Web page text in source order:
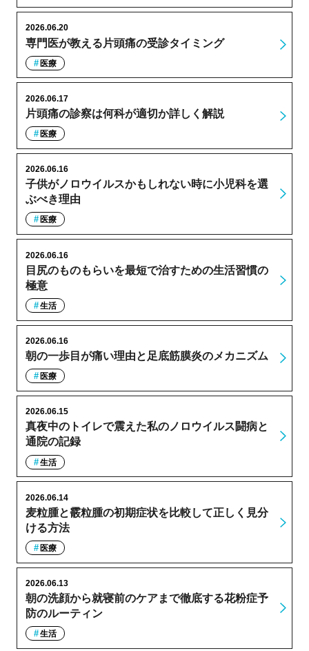
専門医が教える片頭痛の受診タイミング
2026.06.20
医療
片頭痛の診察は何科が適切か詳しく解説
2026.06.17
医療
子供がノロウイルスかもしれない時に小児科を選
ぶべき理由
2026.06.16
医療
目尻のものもらいを最短で治すための生活習慣の
極意
2026.06.16
生活
朝の一歩目が痛い理由と足底筋膜炎のメカニズム
2026.06.16
医療
真夜中のトイレで震えた私のノロウイルス闘病と
通院の記録
2026.06.15
生活
麦粒腫と霰粒腫の初期症状を比較して正しく見分
ける方法
2026.06.14
医療
朝の洗顔から就寝前のケアまで徹底する花粉症予
防のルーティン
2026.06.13
生活